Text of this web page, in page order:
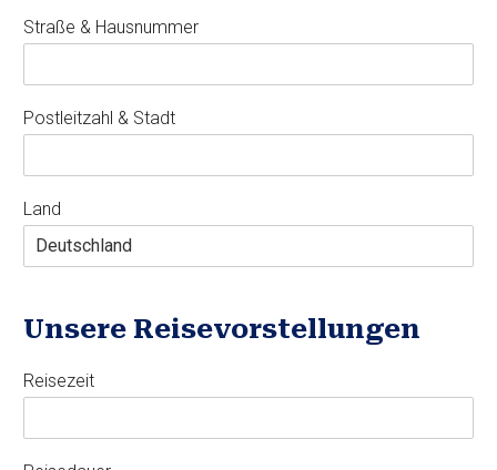
Straße & Hausnummer
Postleitzahl & Stadt
Land
Unsere Reisevorstellungen
Reisezeit